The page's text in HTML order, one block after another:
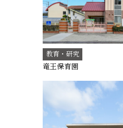
教育・研究
竜王保育園